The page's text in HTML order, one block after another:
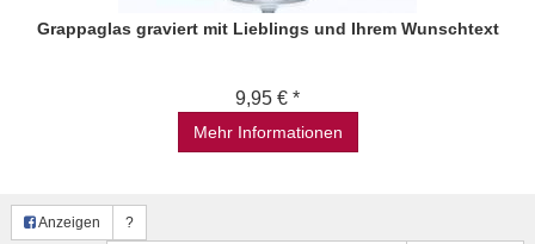
Grappaglas graviert mit Lieblings und Ihrem Wunschtext
9,95 € *
Mehr Informationen
Anzeigen ?